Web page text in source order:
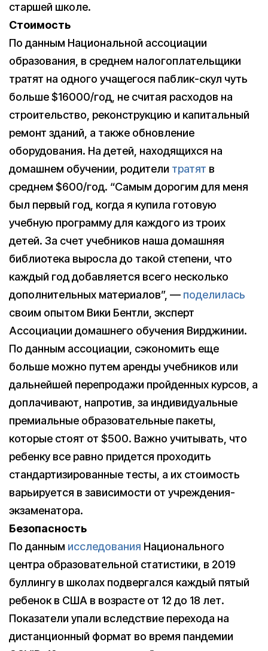
старшей школе.
Стоимость
По данным Национальной ассоциации
образования, в среднем налогоплательщики
тратят на одного учащегося паблик-скул чуть
больше $16000/год, не считая расходов на
строительство, реконструкцию и капитальный
ремонт зданий, а также обновление
оборудования. На детей, находящихся на
домашнем обучении, родители тратят в
среднем $600/год. “Самым дорогим для меня
был первый год, когда я купила готовую
учебную программу для каждого из троих
детей. За счет учебников наша домашняя
библиотека выросла до такой степени, что
каждый год добавляется всего несколько
дополнительных материалов”, — поделилась
своим опытом Вики Бентли, эксперт
Ассоциации домашнего обучения Вирджинии.
По данным ассоциации, сэкономить еще
больше можно путем аренды учебников или
дальнейшей перепродажи пройденных курсов, а
доплачивают, напротив, за индивидуальные
премиальные образовательные пакеты,
которые стоят от $500. Важно учитывать, что
ребенку все равно придется проходить
стандартизированные тесты, а их стоимость
варьируется в зависимости от учреждения-
экзаменатора.
Безопасность
По данным исследования Национального
центра образовательной статистики, в 2019
буллингу в школах подвергался каждый пятый
ребенок в США в возрасте от 12 до 18 лет.
Показатели упали вследствие перехода на
дистанционный формат во время пандемии